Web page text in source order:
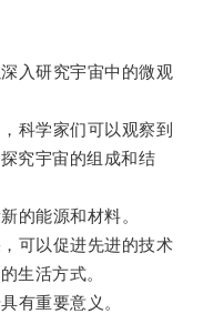
入研究宇宙中的微观
学家们可以观察到
究宇宙的组成和结
能源和材料。
可以促进先进的技术
生活方式。
重要意义。